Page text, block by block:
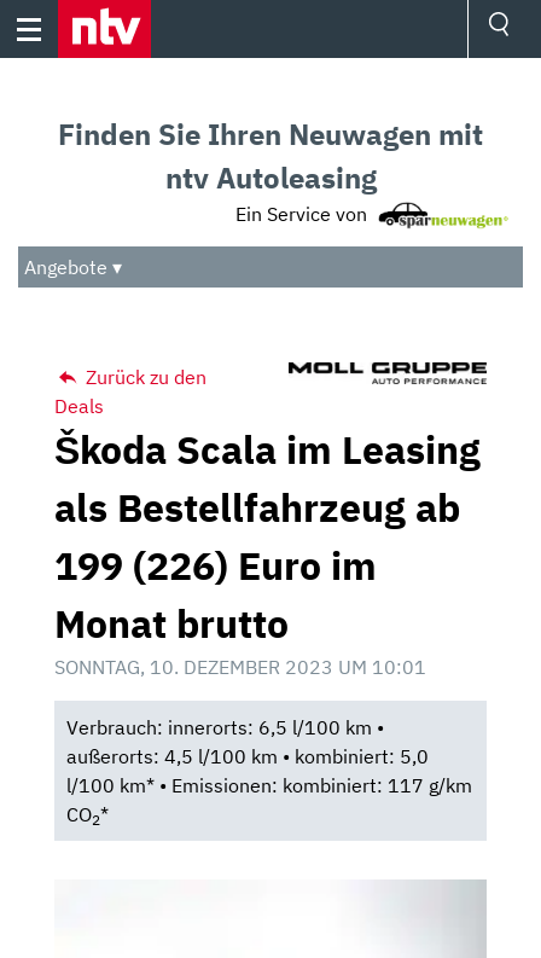
Skip
Audio
Das Beste
Finden Sie Ihren Neuwagen mit
ntv Autoleasing
Ein Service von
Angebote ▾
Zurück zu den
Deals
Škoda Scala im Leasing
als Bestellfahrzeug ab
199 (226) Euro im
Monat brutto
SONNTAG, 10. DEZEMBER 2023 UM 10:01
Verbrauch: innerorts: 6,5 l/100 km •
außerorts: 4,5 l/100 km • kombiniert: 5,0
l/100 km* • Emissionen: kombiniert: 117 g/km
CO2*